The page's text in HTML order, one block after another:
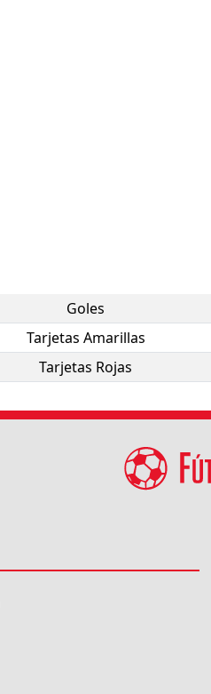
Goles
Tarjetas Amarillas
Tarjetas Rojas